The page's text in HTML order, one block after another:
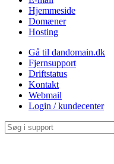
Hjemmeside
Domæner
Hosting
Gå til dandomain.dk
Fjernsupport
Driftstatus
Kontakt
Webmail
Login / kundecenter